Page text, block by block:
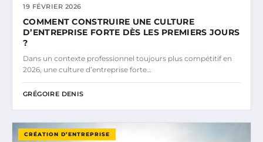
19 FÉVRIER 2026
COMMENT CONSTRUIRE UNE CULTURE
D’ENTREPRISE FORTE DÈS LES PREMIERS JOURS
?
Dans un contexte professionnel toujours plus compétitif en
2026, une culture d’entreprise forte…
GRÉGOIRE DENIS
CRÉATION D’ENTREPRISE